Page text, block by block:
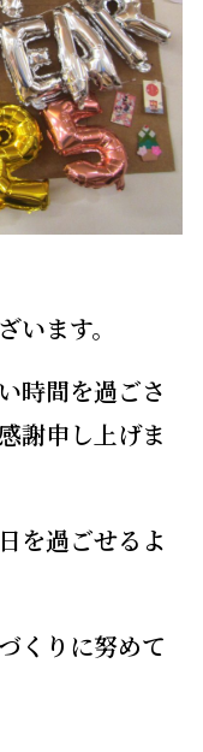
ます。
時間を過ごさ
謝申し上げま
を過ごせるよ
くりに努めて